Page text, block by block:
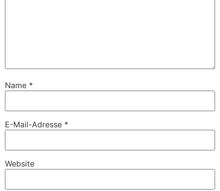
Name *
E-Mail-Adresse *
Website